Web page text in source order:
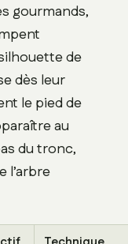
gourmands,
de
dès leur
le pied de
au
du tronc,
l’arbre